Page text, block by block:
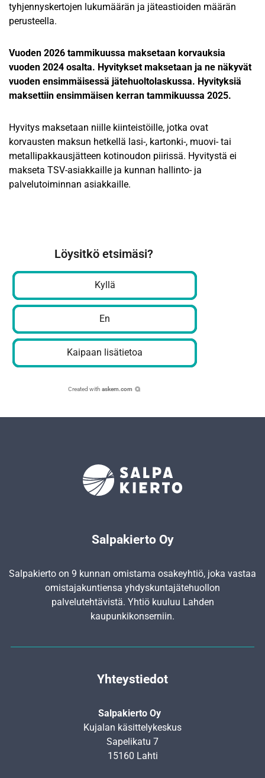
tyhjennyskertojen lukumäärän ja jäteastioiden määrän
perusteella.
Vuoden 2026 tammikuussa maksetaan korvauksia
vuoden 2024 osalta. Hyvitykset maksetaan ja ne näkyvät
vuoden ensimmäisessä jätehuoltolaskussa. Hyvityksiä
maksettiin ensimmäisen kerran tammikuussa 2025.
Hyvitys maksetaan niille kiinteistöille, jotka ovat
korvausten maksun hetkellä lasi-, kartonki-, muovi- tai
metallipakkausjätteen kotinoudon piirissä. Hyvitystä ei
makseta TSV-asiakkaille ja kunnan hallinto- ja
palvelutoiminnan asiakkaille.
Löysitkö etsimäsi?
Kyllä
En
Kaipaan lisätietoa
Created with askem.com
Salpakierto Oy
Salpakierto on 9 kunnan omistama osakeyhtiö, joka vastaa
omistajakuntiensa yhdyskunta­jätehuollon
palvelutehtävistä. Yhtiö kuuluu Lahden
kaupunkikonserniin.
Yhteystiedot
Salpakierto Oy
Kujalan käsittelykeskus
Sapelikatu 7
15160 Lahti